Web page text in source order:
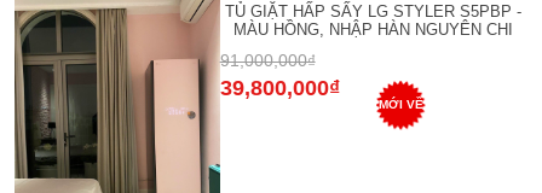
TỦ GIẶT HẤP SẤY LG STYLER S5PBP -
MÀU HỒNG, NHẬP HÀN NGUYÊN CHI
91,000,000₫
39,800,000₫
MỚI VỀ